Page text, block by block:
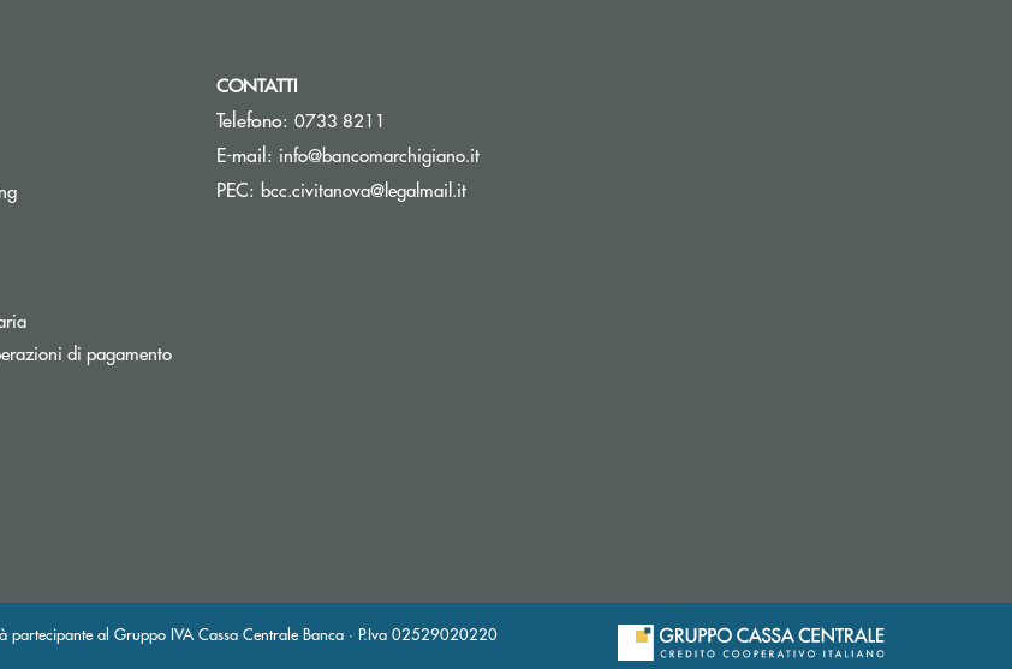
Apre una nuova finestra
una nuova finestra
di pagamento
CONTATTI
Telefono: 0733 8211
E-mail: info@bancomarchigiano.it(si apre l’app di posta elettronica)
PEC: bcc.civitanova@legalmail.it(si apre l’app di posta elettronica)
al Gruppo IVA Cassa Centrale Banca · P.Iva 02529020220